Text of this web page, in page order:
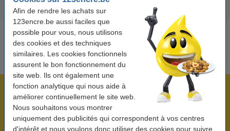
Afin de rendre les achats sur
123encre.be aussi faciles que
possible pour vous, nous utilisons
des cookies et des techniques
similaires. Les cookies fonctionnels
assurent le bon fonctionnement du
site web. Ils ont également une
fonction analytique qui nous aide à
améliorer continuellement le site web.
Nous souhaitons vous montrer
uniquement des publicités qui correspondent à vos centres
d'intérêt et nous voulons donc utiliser des cookies pour suivre
Plus de 5 millions de clients !
Commandé avant 22h00, livré demain !
Meilleur prix garanti !